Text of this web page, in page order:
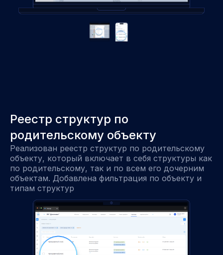
Реестр структур по
родительскому объекту
Реализован реестр структур по родительскому
объекту, который включает в себя структуры как
по родительскому, так и по всем его дочерним
объектам. Добавлена фильтрация по объекту и
типам структур